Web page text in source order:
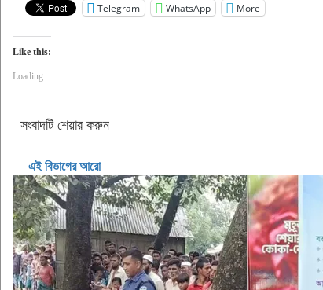
Telegram WhatsApp More
Like this:
Loading...
সংবাদটি শেয়ার করুন
এই বিভাগের আরো